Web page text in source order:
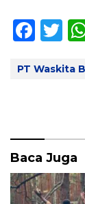
F
e
o
k
T
itt
PT Waskita
Baca Juga